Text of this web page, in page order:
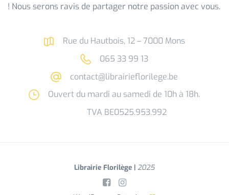
! Nous serons ravis de partager notre passion avec vous.
Rue du Hautbois, 12 – 7000 Mons
065 33 99 13
contact@librairieflorilege.be
Ouvert du mardi au samedi de 10h à 18h.
TVA BE0525.953.992
Librairie Florilège | 2025